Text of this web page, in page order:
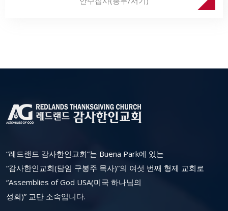
“레드랜드 감사한인교회”는 Buena Park에 있는
“감사한인교회(담임 구봉주 목사)”의 여섯 번째 형제 교회로
“Assemblies of God USA(미국 하나님의
성회)” 교단 소속입니다.